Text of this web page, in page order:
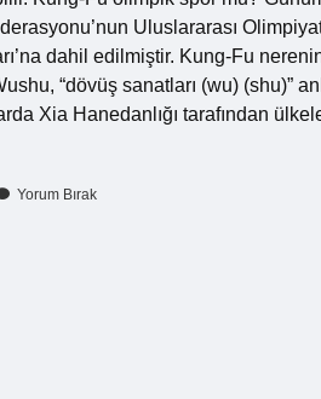
Uluslararası
dahil edilmiştir. Kung-Fu
“dövüş sanatları (wu) (shu)”
Xia Hanedanlığı tarafından
Yorum Bırak